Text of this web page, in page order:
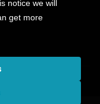
notice we will
get more